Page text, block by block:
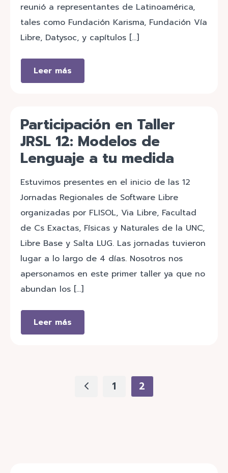
reunió a representantes de Latinoamérica,
tales como Fundación Karisma, Fundación Vía
Libre, Datysoc, y capítulos […]
Leer más
Participación en Taller
JRSL 12: Modelos de
Lenguaje a tu medida
Estuvimos presentes en el inicio de las 12
Jornadas Regionales de Software Libre
organizadas por FLISOL, Via Libre, Facultad
de Cs Exactas, Físicas y Naturales de la UNC,
Libre Base y Salta LUG. Las jornadas tuvieron
lugar a lo largo de 4 días. Nosotros nos
apersonamos en este primer taller ya que no
abundan los […]
Leer más
1 2